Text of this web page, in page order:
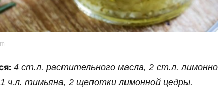
4 ст.л. растительного масла, 2 ст.л.
1 ч.л. тимьяна, 2 щепотки лимонной цедры.